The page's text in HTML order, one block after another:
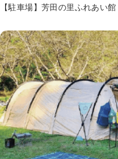
【駐車場】芳田の里ふれあい